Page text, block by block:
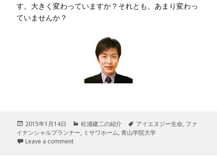
す。大きく変わっていますか？それとも、あまり変わっ
ていませんか？
投
稿
日:
2015年1月14日
カ
テ
松浦建二の紹介
タ
グ
アイエヌジー生命, ファ
イナンシャルプランナー, ミサワホーム,青山学院大学
Leave a comment